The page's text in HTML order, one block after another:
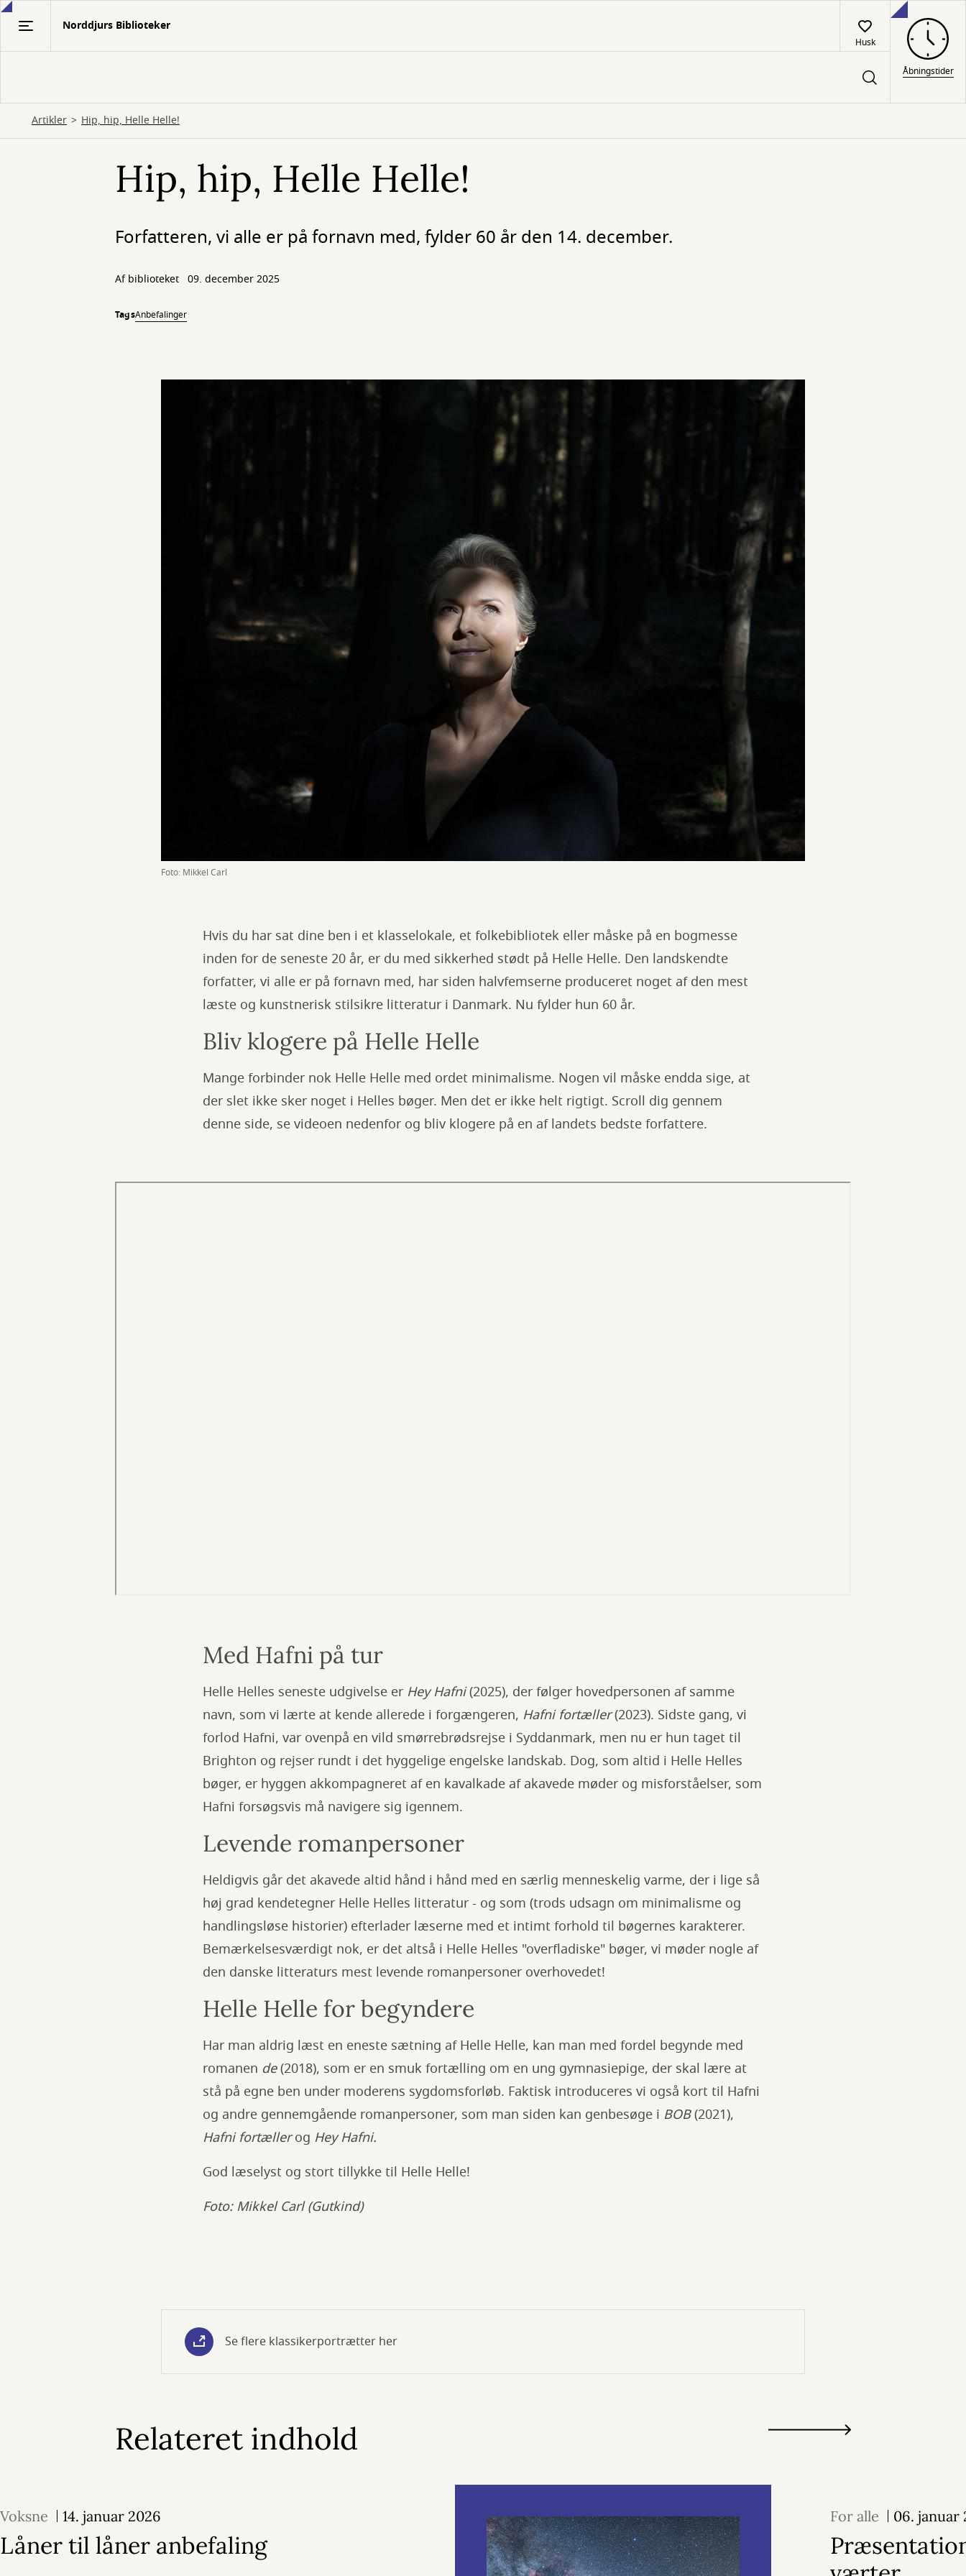
Gå
Norddjurs Biblioteker
Husk
Åbningstider
Artikler Hip, hip, Helle Helle!
Hip, hip, Helle Helle!
Forfatteren, vi alle er på fornavn med, fylder 60 år den 14. december.
Af biblioteket 09. december 2025
TagsAnbefalinger
Foto: Mikkel Carl
Hvis du har sat dine ben i et klasselokale, et folkebibliotek eller måske på en bogmesse
inden for de seneste 20 år, er du med sikkerhed stødt på Helle Helle. Den landskendte
forfatter, vi alle er på fornavn med, har siden halvfemserne produceret noget af den mest
læste og kunstnerisk stilsikre litteratur i Danmark. Nu fylder hun 60 år.
Bliv klogere på Helle Helle
Mange forbinder nok Helle Helle med ordet minimalisme. Nogen vil måske endda sige, at
der slet ikke sker noget i Helles bøger. Men det er ikke helt rigtigt. Scroll dig gennem
denne side, se videoen nedenfor og bliv klogere på en af landets bedste forfattere.
Med Hafni på tur
Helle Helles seneste udgivelse er Hey Hafni(2025), der følger hovedpersonen af samme
navn, som vi lærte at kende allerede i forgængeren, Hafni fortæller(2023). Sidste gang, vi
forlod Hafni, var ovenpå en vild smørrebrødsrejse i Syddanmark, men nu er hun taget til
Brighton og rejser rundt i det hyggelige engelske landskab. Dog, som altid i Helle Helles
bøger, er hyggen akkompagneret af en kavalkade af akavede møder og misforståelser, som
Hafni forsøgsvis må navigere sig igennem.
Levende romanpersoner
Heldigvis går det akavede altid hånd i hånd med en særlig menneskelig varme, der i lige så
høj grad kendetegner Helle Helles litteratur - og som (trods udsagn om minimalisme og
handlingsløse historier) efterlader læserne med et intimt forhold til bøgernes karakterer.
Bemærkelsesværdigt nok, er det altså i Helle Helles "overfladiske" bøger, vi møder nogle af
den danske litteraturs mest levende romanpersoner overhovedet!
Helle Helle for begyndere
Har man aldrig læst en eneste sætning af Helle Helle, kan man med fordel begynde med
romanen de(2018), som er en smuk fortælling om en ung gymnasiepige, der skal lære at
stå på egne ben under moderens sygdomsforløb. Faktisk introduceres vi også kort til Hafni
og andre gennemgående romanpersoner, som man siden kan genbesøge i BOB(2021),
Hafni fortællerog Hey Hafni.
God læselyst og stort tillykke til Helle Helle!
Foto: Mikkel Carl (Gutkind)
Se flere klassikerportrætter her
Relateret indhold
Voksne 14. januar 2026
Låner til låner anbefaling
For alle 06. januar